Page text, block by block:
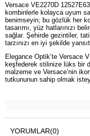
Versace VE2270D
kombinlerle kolayca uyum
benimseyin; bu gözlük her
tasarımı, yüz hatlarınızı
sağlar. Şehirde gezintiler,
tarzınızı en iyi şekilde
Elegance Optik’te Versace
keşfederek stilinize lüks bir
malzeme ve Versace’nin
tutkununun sahip olmak
YORUMLAR(0)